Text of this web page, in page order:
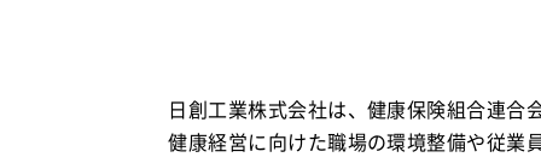
日創工業株式会社は、健康保険組合連合
健康経営に向けた職場の環境整備や従業